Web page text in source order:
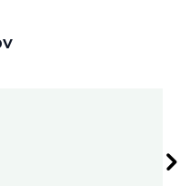
hviezdičiek.